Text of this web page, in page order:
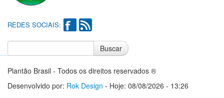
REDES SOCIAIS:
Buscar
Plantão Brasil - Todos os direitos reservados ®
Desenvolvido por: Rok Design - Hoje: 08/08/2026 - 13:26